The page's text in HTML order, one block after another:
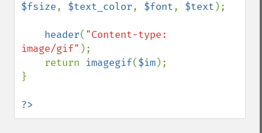
$fsize, $text_color, $font, $text );
header( "Content-type:
image/gif" );
    return
imagegif($im);
}
?>